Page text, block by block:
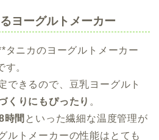
ヨーグルトメーカー
タニカのヨーグルトメーカー
す。
できるので、豆乳ヨーグルト
くりにもぴったり 。
間 といった繊細な温度管理が
ルトメーカーの性能はとても